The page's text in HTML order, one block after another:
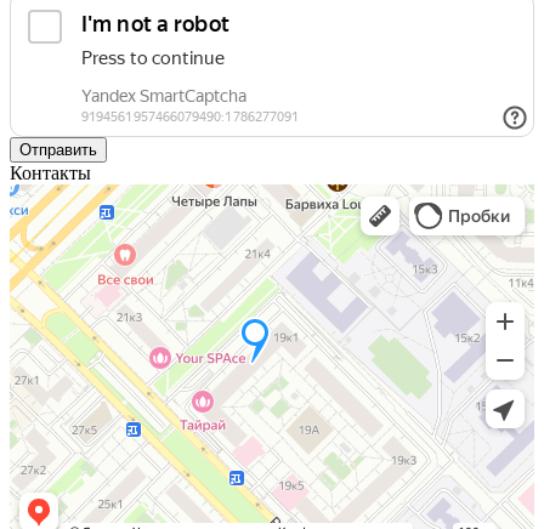
Отправить
Контакты